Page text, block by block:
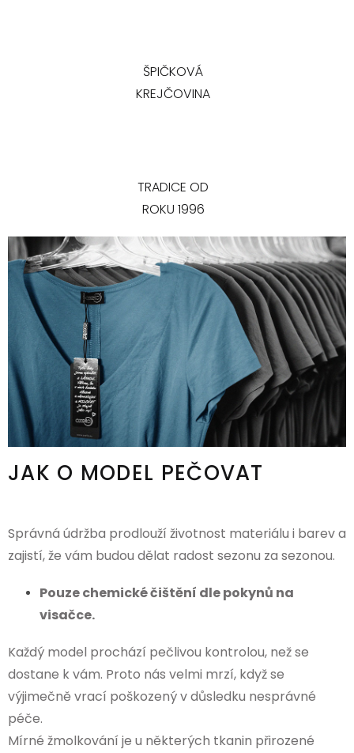
ŠPIČKOVÁ
KREJČOVINA
TRADICE OD
ROKU 1996
JAK O MODEL PEČOVAT
Správná údržba prodlouží životnost materiálu i barev a
zajistí, že vám budou dělat radost sezonu za sezonou.
Pouze chemické čištění dle pokynů na
visačce.
Každý model prochází pečlivou kontrolou, než se
dostane k vám. Proto nás velmi mrzí, když se
výjimečně vrací poškozený v důsledku nesprávné
péče.
Mírné žmolkování je u některých tkanin přirozené